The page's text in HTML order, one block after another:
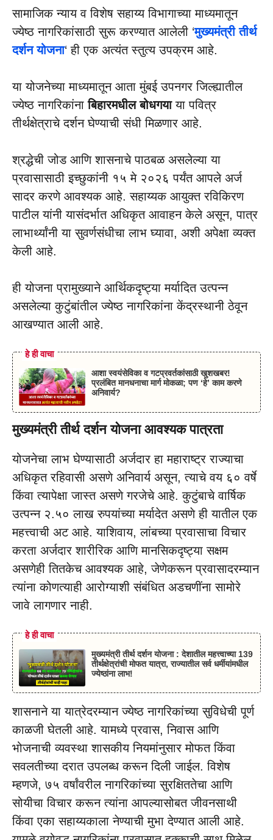
सामाजिक न्याय व विशेष सहाय्य विभागाच्या माध्यमातून
ज्येष्ठ नागरिकांसाठी सुरू करण्यात आलेली ‘मुख्यमंत्री तीर्थ
दर्शन योजना‘ ही एक अत्यंत स्तुत्य उपक्रम आहे.
या योजनेच्या माध्यमातून आता मुंबई उपनगर जिल्ह्यातील
ज्येष्ठ नागरिकांनाबिहारमधील बोधगयाया पवित्र
तीर्थक्षेत्राचे दर्शन घेण्याची संधी मिळणार आहे.
श्रद्धेची जोड आणि शासनाचे पाठबळ असलेल्या या
प्रवासासाठी इच्छुकांनी १५ मे २०२६ पर्यंत आपले अर्ज
सादर करणे आवश्यक आहे. सहाय्यक आयुक्त रविकिरण
पाटील यांनी यासंदर्भात अधिकृत आवाहन केले असून, पात्र
लाभार्थ्यांनी या सुवर्णसंधीचा लाभ घ्यावा, अशी अपेक्षा व्यक्त
केली आहे.
ही योजना प्रामुख्याने आर्थिकदृष्ट्या मर्यादित उत्पन्न
असलेल्या कुटुंबांतील ज्येष्ठ नागरिकांना केंद्रस्थानी ठेवून
आखण्यात आली आहे.
हे ही वाचा
आशा स्वयंसेविका व गटप्रवर्तकांसाठी खुशखबर!
प्रलंबित मानधनाचा मार्ग मोकळा; पण ‘हे’ काम करणे
अनिवार्य?
मुख्यमंत्री तीर्थ दर्शन योजना आवश्यक पात्रता
योजनेचा लाभ घेण्यासाठी अर्जदार हा महाराष्ट्र राज्याचा
अधिकृत रहिवासी असणे अनिवार्य असून, त्याचे वय ६० वर्षे
किंवा त्यापेक्षा जास्त असणे गरजेचे आहे. कुटुंबाचे वार्षिक
उत्पन्न २.५० लाख रुपयांच्या मर्यादेत असणे ही यातील एक
महत्त्वाची अट आहे. याशिवाय, लांबच्या प्रवासाचा विचार
करता अर्जदार शारीरिक आणि मानसिकदृष्ट्या सक्षम
असणेही तितकेच आवश्यक आहे, जेणेकरून प्रवासादरम्यान
त्यांना कोणत्याही आरोग्याशी संबंधित अडचणींना सामोरे
जावे लागणार नाही.
हे ही वाचा
मुख्यमंत्री तीर्थ दर्शन योजना : देशातील महत्त्वाच्या 139
तीर्थक्षेत्रांची मोफत यात्रा, राज्यातील सर्व धर्मीयांमधील
ज्येष्ठांना लाभ!
शासनाने या यात्रेदरम्यान ज्येष्ठ नागरिकांच्या सुविधेची पूर्ण
काळजी घेतली आहे. यामध्ये प्रवास, निवास आणि
भोजनाची व्यवस्था शासकीय नियमांनुसार मोफत किंवा
सवलतीच्या दरात उपलब्ध करून दिली जाईल. विशेष
म्हणजे, ७५ वर्षांवरील नागरिकांच्या सुरक्षिततेचा आणि
सोयीचा विचार करून त्यांना आपल्यासोबत जीवनसाथी
किंवा एका सहाय्यकाला नेण्याची मुभा देण्यात आली आहे.